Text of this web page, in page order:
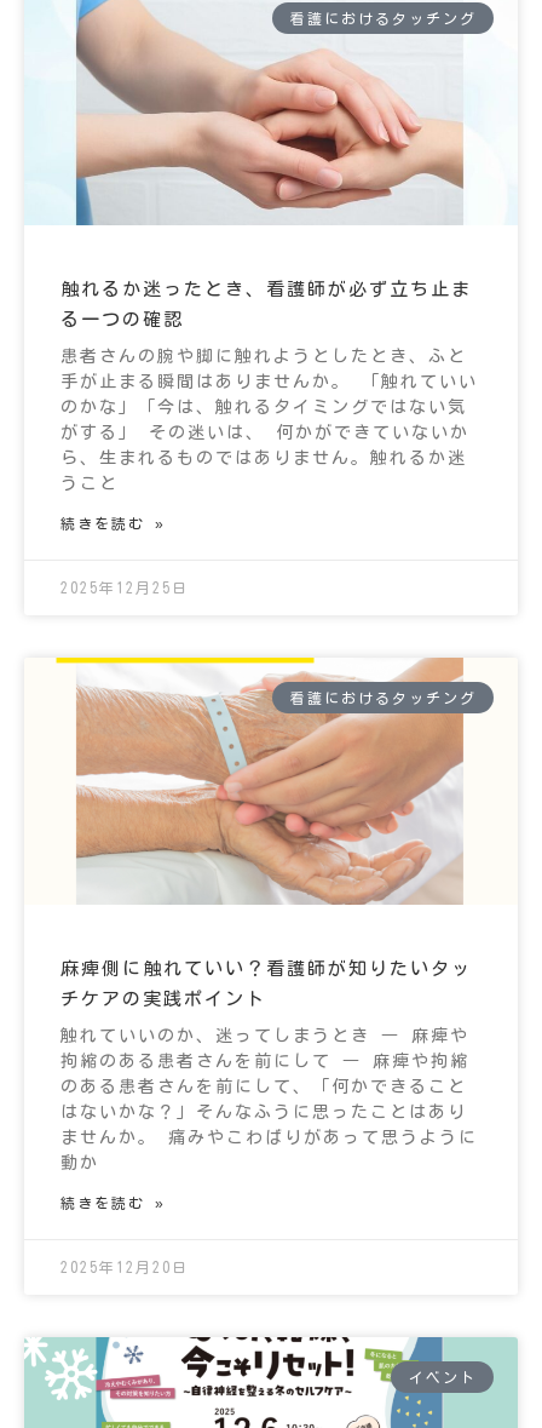
看護におけるタッチング
触れるか迷ったとき、看護師が必ず立ち止ま
る一つの確認
患者さんの腕や脚に触れようとしたとき、ふと
手が止まる瞬間はありませんか。 「触れていい
のかな」「今は、触れるタイミングではない気
がする」 その迷いは、 何かができていないか
ら、生まれるものではありません。触れるか迷
うこと
続きを読む »
2025年12月25日
看護におけるタッチング
麻痺側に触れていい？看護師が知りたいタッ
チケアの実践ポイント
触れていいのか、迷ってしまうとき ― 麻痺や
拘縮のある患者さんを前にして ― 麻痺や拘縮
のある患者さんを前にして、「何かできること
はないかな？」そんなふうに思ったことはあり
ませんか。 痛みやこわばりがあって思うように
動か
続きを読む »
2025年12月20日
イベント